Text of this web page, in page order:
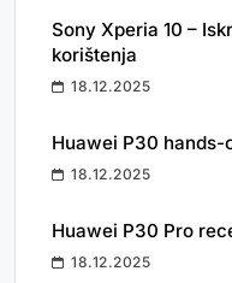
Sony Xperia 10 –
korištenja
18.12.2025
Huawei P30 hands-
18.12.2025
Huawei P30 Pro
18.12.2025